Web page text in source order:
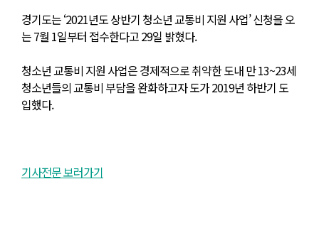
경기도는 ‘2021년도 상반기 청소년 교통비 지원 사업’ 신청을 오
는 7월 1일부터 접수한다고 29일 밝혔다.
청소년 교통비 지원 사업은 경제적으로 취약한 도내 만 13~23세
청소년들의 교통비 부담을 완화하고자 도가 2019년 하반기 도
입했다.
기사전문 보러가기